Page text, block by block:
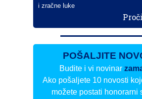
i zračne luke
POŠALJITE
Budite i vi novinar
Ako pošaljete 10 novosti
možete postati honorarni